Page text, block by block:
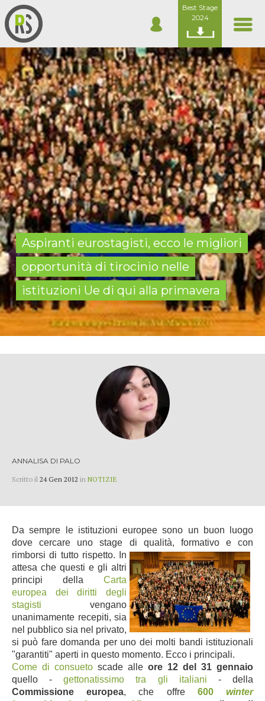
Best Stage
2024
Aspiranti eurostagisti, ecco le migliori
opportunità di tirocinio nelle
istituzioni Ue di qui alla primavera
ANNALISA DI PALO
Scritto il 24 Gen 2012 in NOTIZIE
Da sempre le istituzioni europee sono un buon luogo
dove cercare uno stage di qualità, formativo e con
rimborsi di tutto rispetto.
In
attesa che questi e gli altri
principi della Carta
europea dei diritti degli
stagisti vengano
unanimamente recepiti, sia
nel pubblico sia nel privato,
si può fare domanda per uno dei molti bandi istituzionali
"garantiti" aperti in questo momento. Ecco i principali.
Come di consueto scade alle ore 12 del 31 gennaio
quello -gettonatissimo tra gli italiani - della
Commissione europea,che offre 600winter